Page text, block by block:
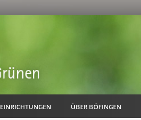
EINRICHTUNGEN ÜBER BÖFINGEN